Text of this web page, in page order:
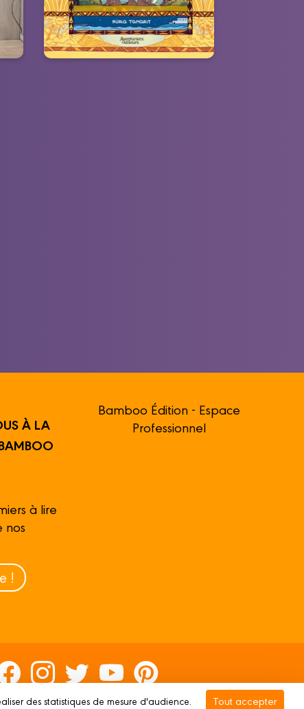
À LA
à lire
nos
!
Bamboo Édition - Espace
Professionnel
des statistiques de mesure d'audience. Tout accepter